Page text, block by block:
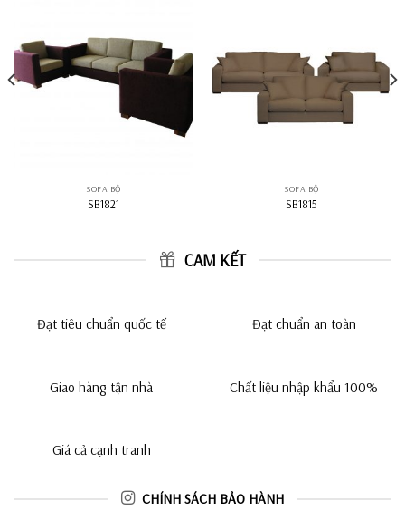
SOFA BỘ
SB1821
SOFA BỘ
SB1815
CAM KẾT
Đạt tiêu chuẩn quốc tế Đạt chuẩn an toàn
Giao hàng tận nhà Chất liệu nhập khẩu 100%
Giá cả cạnh tranh
CHÍNH SÁCH BẢO HÀNH